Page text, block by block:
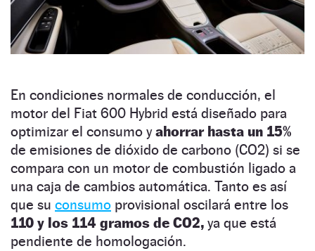
En condiciones normales de conducción, el
motor del Fiat 600 Hybrid está diseñado para
optimizar el consumo yahorrar hasta un 15%
de emisiones de dióxido de carbono (CO2) si se
compara con un motor de combustión ligado a
una caja de cambios automática. Tanto es así
que su consumo provisional oscilará entre los
110 y los 114 gramos de CO2, ya que está
pendiente de homologación.